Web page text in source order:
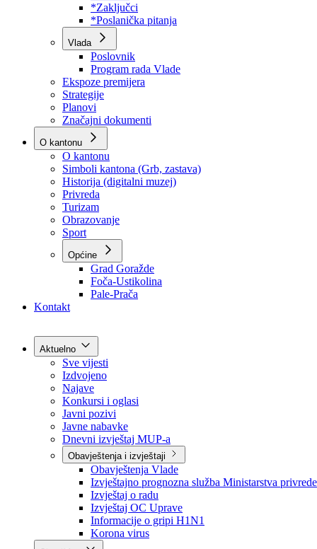
Budžet 2026
Zakoni
*Odluke
*Zaključci
*Poslanička pitanja
Vlada
Poslovnik
Program rada Vlade
Ekspoze premijera
Strategije
Planovi
Značajni dokumenti
O kantonu
O kantonu
Simboli kantona (Grb, zastava)
Historija (digitalni muzej)
Privreda
Turizam
Obrazovanje
Sport
Općine
Kontakt
Aktuelno
Sve vijesti
Izdvojeno
Najave
Konkursi i oglasi
Javni pozivi
Javne nabavke
Dnevni izvještaj MUP-a
Obavještenja i izvještaji
Obavještenja Vlade
Izvještajno prognozna služba Ministarstva privrede
Izvještaj o radu
Izvještaj OC Uprave